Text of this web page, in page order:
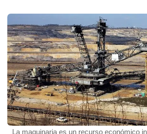
La maquinaria es un recurso económico